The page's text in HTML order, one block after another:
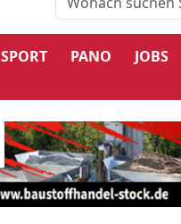
SPORT PANO JOBS